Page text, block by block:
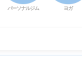
パーソナルジム ヨガ